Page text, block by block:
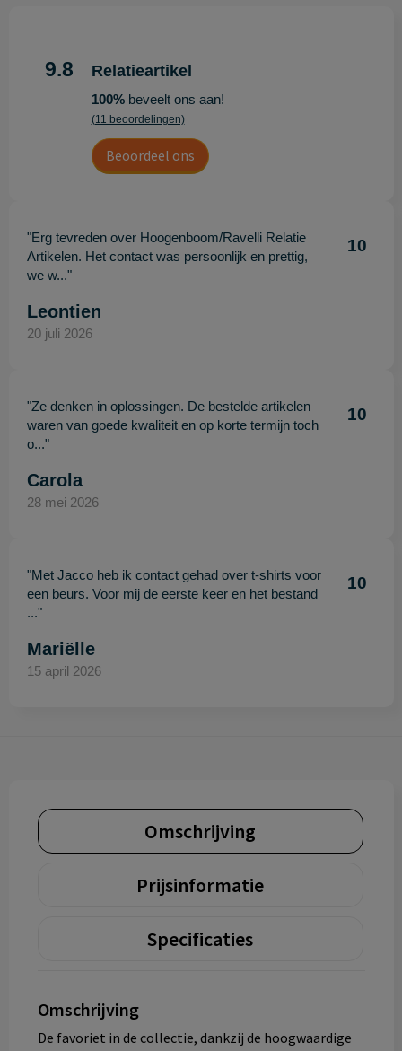
9.8 Relatieartikel
100%beveelt ons aan!
(11 beoordelingen)
Beoordeel ons
"Erg tevreden over Hoogenboom/Ravelli Relatie
Artikelen. Het contact was persoonlijk en prettig,
we w..."
10
Leontien
20 juli 2026
"Ze denken in oplossingen. De bestelde artikelen
waren van goede kwaliteit en op korte termijn toch
o..."
10
Carola
28 mei 2026
"Met Jacco heb ik contact gehad over t-shirts voor
een beurs. Voor mij de eerste keer en het bestand
..."
10
Mariëlle
15 april 2026
Omschrijving
Prijsinformatie
Specificaties
Omschrijving
De favoriet in de collectie, dankzij de hoogwaardige